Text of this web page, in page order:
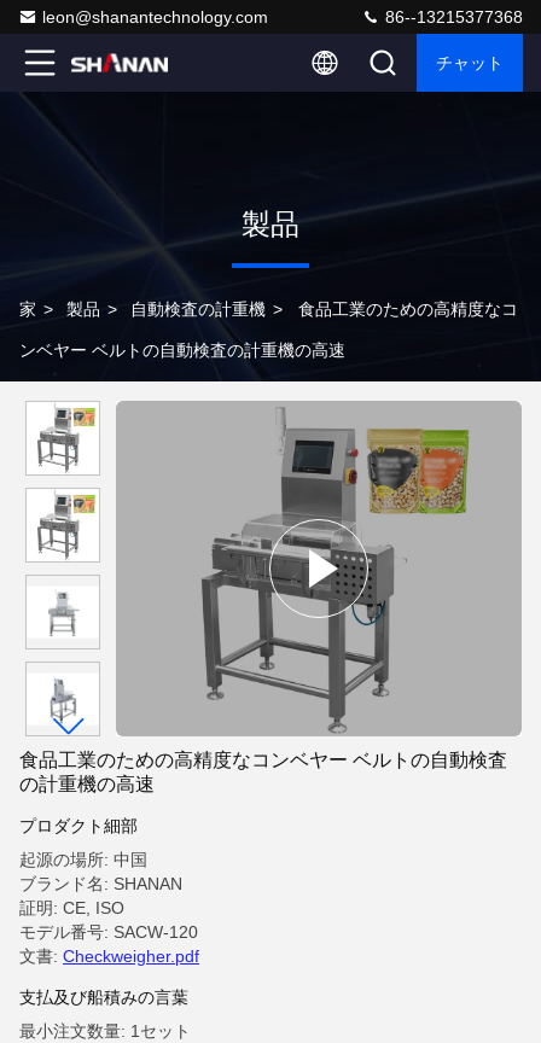
leon@shanantechnology.com 86--13215377368
チャット
製品
家 > 製品 > 自動検査の計重機 > 食品工業のための高精度なコ
ンベヤー ベルトの自動検査の計重機の高速
食品工業のための高精度なコンベヤー ベルトの自動検査
の計重機の高速
プロダクト細部
起源の場所: 中国
ブランド名: SHANAN
証明: CE, ISO
モデル番号: SACW-120
文書: Checkweigher.pdf
支払及び船積みの言葉
最小注文数量: 1セット